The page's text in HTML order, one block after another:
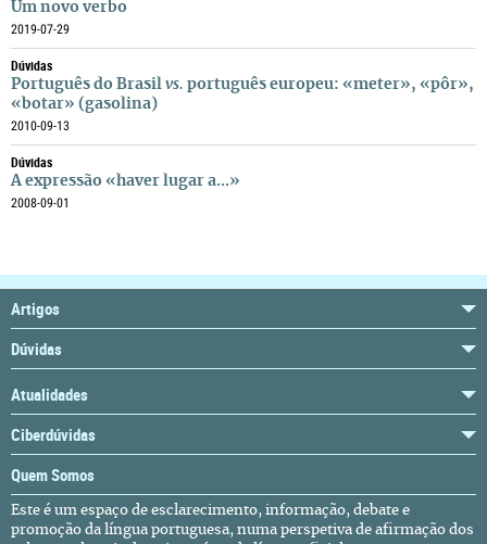
Um novo verbo
2019-07-29
Dúvidas
Português do Brasil vs. português europeu: «meter», «pôr»,
«botar» (gasolina)
2010-09-13
Dúvidas
A expressão «haver lugar a...»
2008-09-01
Artigos
Dúvidas
Atualidades
Ciberdúvidas
Quem Somos
Este é um espaço de esclarecimento, informação, debate e
promoção da língua portuguesa, numa perspetiva de afirmação dos